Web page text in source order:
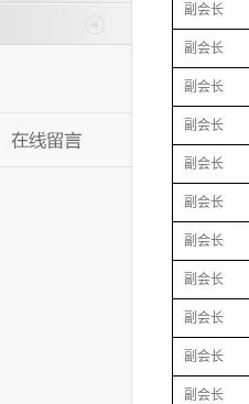
副会长
副会长
副会长
副会长
副会长
副会长
副会长
副会长
副会长
副会长
副会长